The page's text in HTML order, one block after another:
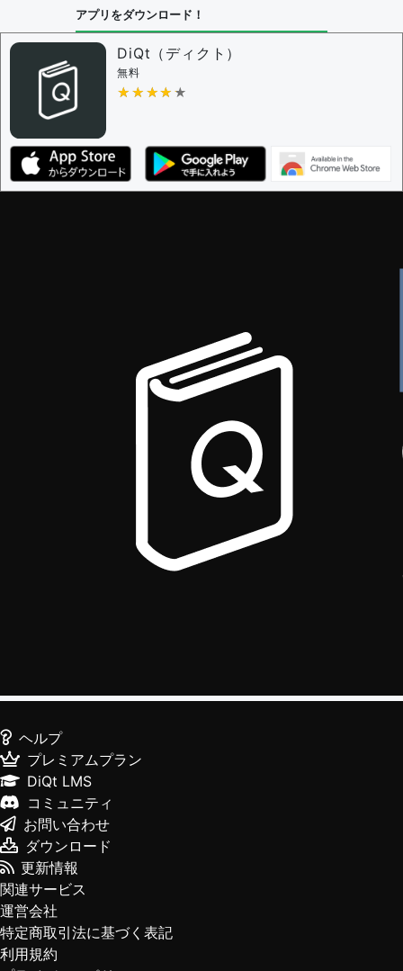
問題の編集権限を持つユーザー -
審査に対する投票権限を持つユーザー -
ザー
決定に必要な投票数 -
編集ガイドライン
アプリをダウンロード！
DiQt（ディクト）
無料
★★★★★
★★★★★
ヘルプ
プレミアムプラン
DiQt LMS
コミュニティ
お問い合わせ
ダウンロード
更新情報
関連サービス
運営会社
特定商取引法に基づく表記
利用規約